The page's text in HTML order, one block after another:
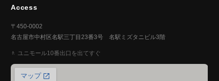
Access
〒450-0002
名古屋市中村区名駅三丁目23番3号 名駅ミズタニビル3階
ユニモール10番出口を出てすぐ